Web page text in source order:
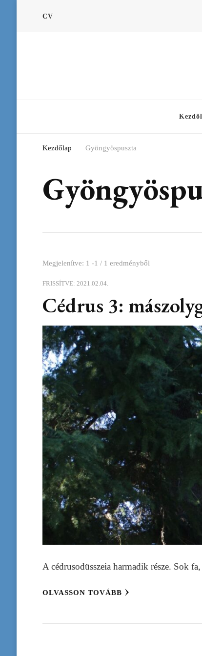
CV
Kezdőlap Gyöngyöspuszta
Megjelenítve: 1 -1 / 1 eredményből
FRISSÍTVE:2021.02.04.
Cédrus 3:
A cédrusodüsszeia harmadik része. Sok
OLVASSON TOVÁBB